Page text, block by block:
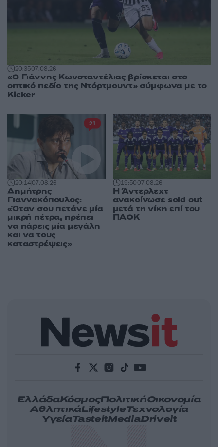
20:3507.08.26
«Ο Γιάννης Κωνσταντέλιας βρίσκεται στο
οπτικό πεδίο της Ντόρτμουντ» σύμφωνα με το
Kicker
20:1407.08.26
Δημήτρης
Γιαννακόπουλος:
«Όταν σου πετάνε μία
μικρή πέτρα, πρέπει
να πάρεις μία μεγάλη
και να τους
καταστρέψεις»
21
19:5007.08.26
Η Άντερλεχτ
ανακοίνωσε sold out
μετά τη νίκη επί του
ΠΑΟΚ
ΕλλάδαΚόσμοςΠολιτικήΟικονομία
ΑθλητικάLifestyleΤεχνολογία
ΥγείαTasteitMediaDriveit